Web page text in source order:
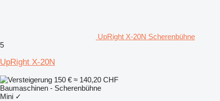
UpRight X-20N Scherenbühne
5
UpRight X-20N
150 € ≈ 140,20 CHF
Baumaschinen - Scherenbühne
Mini ✓